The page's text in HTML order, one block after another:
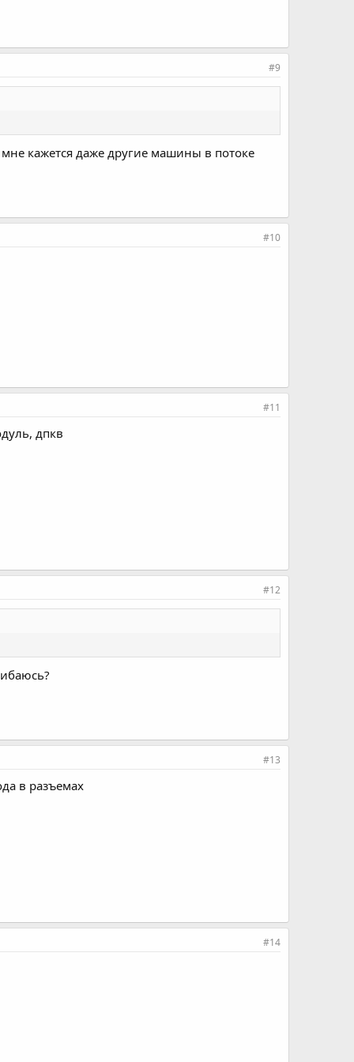
#9
кажется даже другие машины в потоке
#10
#11
дпкв
#12
#13
в разъемах
#14